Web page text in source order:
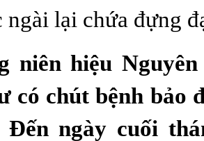
ngài lại chứa đựng
niên hiệu
có chút bệnh bảo
ngày cuối